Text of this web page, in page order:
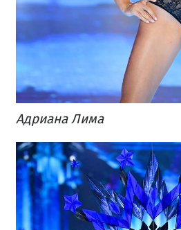
Адриана Лима